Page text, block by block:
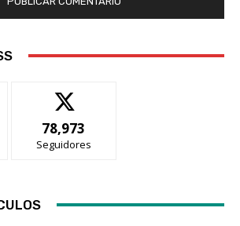
78,973
Seguidores